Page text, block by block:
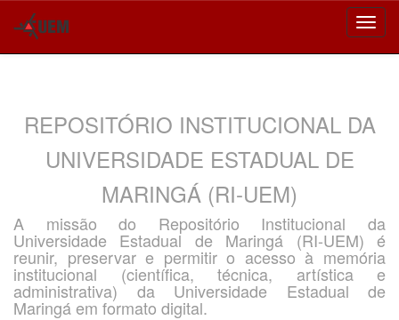
REPOSITÓRIO INSTITUCIONAL DA
UNIVERSIDADE ESTADUAL DE
MARINGÁ (RI-UEM)
A missão do Repositório Institucional da
Universidade Estadual de Maringá (RI-UEM) é
reunir, preservar e permitir o acesso à memória
institucional (científica, técnica, artística e
administrativa) da Universidade Estadual de
Maringá em formato digital.